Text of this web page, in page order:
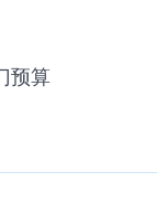
预算